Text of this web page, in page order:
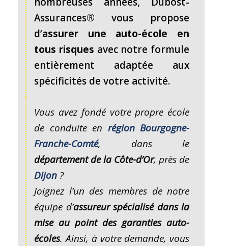
Assurances® vous propose
d’assurer une auto-école en
tous risques avec notre formule
entièrement adaptée aux
spécificités de votre activité.
Vous avez fondé votre propre école
de conduite en région Bourgogne-
Franche-Comté, dans le
département de la Côte-d’Or, près de
Dijon ?
Joignez l’un des membres de notre
équipe d’assureur spécialisé dans la
mise au point des garanties auto-
écoles. Ainsi, à votre demande, vous